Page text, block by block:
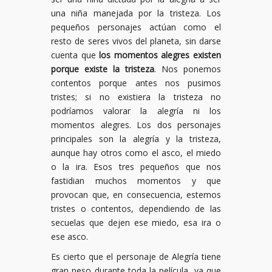
una niña manejada por la tristeza. Los
pequeños personajes actúan como el
resto de seres vivos del planeta, sin darse
cuenta que los momentos alegres existen
porque existe la tristeza. Nos ponemos
contentos porque antes nos pusimos
tristes; si no existiera la tristeza no
podríamos valorar la alegría ni los
momentos alegres. Los dos personajes
principales son la alegría y la tristeza,
aunque hay otros como el asco, el miedo
o la ira. Esos tres pequeños que nos
fastidian muchos momentos y que
provocan que, en consecuencia, estemos
tristes o contentos, dependiendo de las
secuelas que dejen ese miedo, esa ira o
ese asco.
Es cierto que el personaje de Alegría tiene